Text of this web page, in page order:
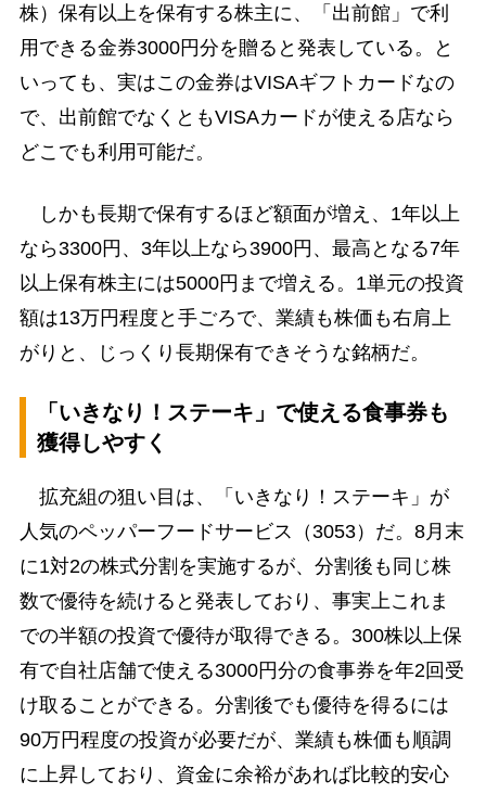
株）保有以上を保有する株主に、「出前館」で利
用できる金券3000円分を贈ると発表している。と
いっても、実はこの金券はVISAギフトカードなの
で、出前館でなくともVISAカードが使える店なら
どこでも利用可能だ。
しかも長期で保有するほど額面が増え、1年以上
なら3300円、3年以上なら3900円、最高となる7年
以上保有株主には5000円まで増える。1単元の投資
額は13万円程度と手ごろで、業績も株価も右肩上
がりと、じっくり長期保有できそうな銘柄だ。
「いきなり！ステーキ」で使える食事券も
獲得しやすく
拡充組の狙い目は、「いきなり！ステーキ」が
人気のペッパーフードサービス（3053）だ。8月末
に1対2の株式分割を実施するが、分割後も同じ株
数で優待を続けると発表しており、事実上これま
での半額の投資で優待が取得できる。300株以上保
有で自社店舗で使える3000円分の食事券を年2回受
け取ることができる。分割後でも優待を得るには
90万円程度の投資が必要だが、業績も株価も順調
に上昇しており、資金に余裕があれば比較的安心